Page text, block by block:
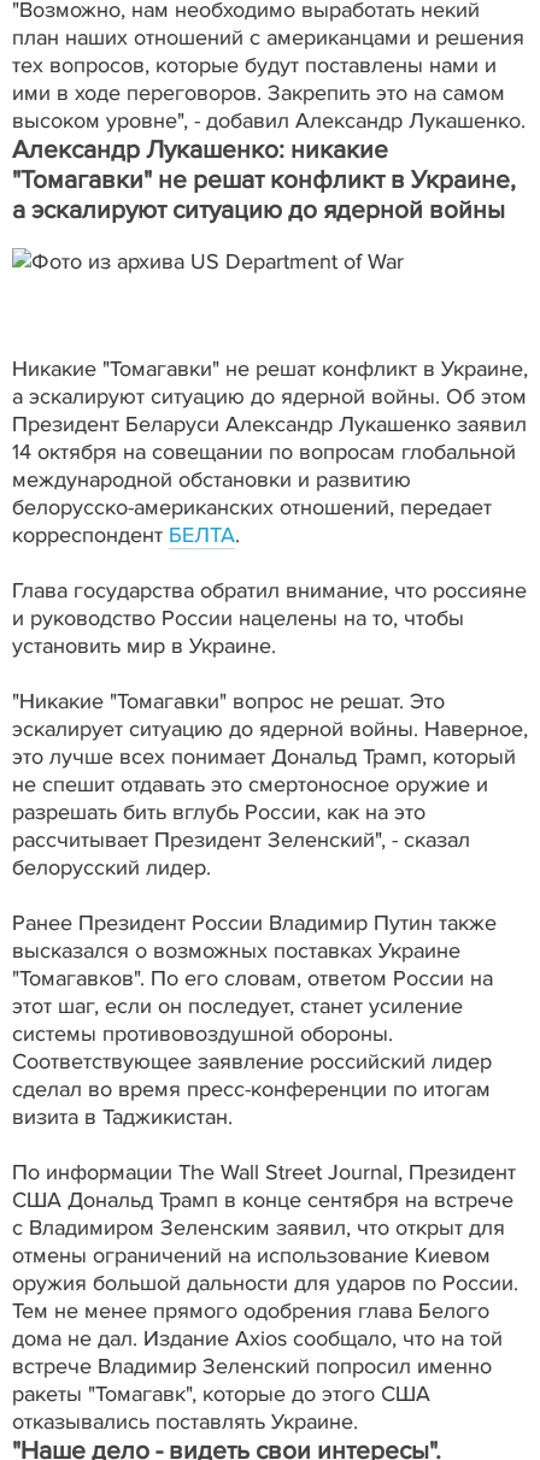
"Возможно, нам необходимо выработать некий
план наших отношений с американцами и решения
тех вопросов, которые будут поставлены нами и
ими в ходе переговоров. Закрепить это на самом
высоком уровне", - добавил Александр Лукашенко.
Александр Лукашенко: никакие
"Томагавки" не решат конфликт в Украине,
а эскалируют ситуацию до ядерной войны
Никакие "Томагавки" не решат конфликт в Украине,
а эскалируют ситуацию до ядерной войны. Об этом
Президент Беларуси Александр Лукашенко заявил
14 октября на совещании по вопросам глобальной
международной обстановки и развитию
белорусско-американских отношений, передает
корреспондент БЕЛТА.
Глава государства обратил внимание, что россияне
и руководство России нацелены на то, чтобы
установить мир в Украине.
"Никакие "Томагавки" вопрос не решат. Это
эскалирует ситуацию до ядерной войны. Наверное,
это лучше всех понимает Дональд Трамп, который
не спешит отдавать это смертоносное оружие и
разрешать бить вглубь России, как на это
рассчитывает Президент Зеленский", - сказал
белорусский лидер.
Ранее Президент России Владимир Путин также
высказался о возможных поставках Украине
"Томагавков". По его словам, ответом России на
этот шаг, если он последует, станет усиление
системы противовоздушной обороны.
Соответствующее заявление российский лидер
сделал во время пресс-конференции по итогам
визита в Таджикистан.
По информации The Wall Street Journal, Президент
США Дональд Трамп в конце сентября на встрече
с Владимиром Зеленским заявил, что открыт для
отмены ограничений на использование Киевом
оружия большой дальности для ударов по России.
Тем не менее прямого одобрения глава Белого
дома не дал. Издание Axios сообщало, что на той
встрече Владимир Зеленский попросил именно
ракеты "Томагавк", которые до этого США
отказывались поставлять Украине.
"Наше дело - видеть свои интересы".